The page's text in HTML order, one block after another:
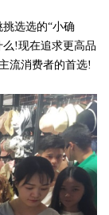
选选的“小确
!现在追求更高品
流消费者的首选!